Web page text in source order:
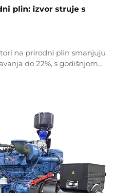
plin: izvor struje s
na prirodni plin smanjuju
do 22%, s godišnjom